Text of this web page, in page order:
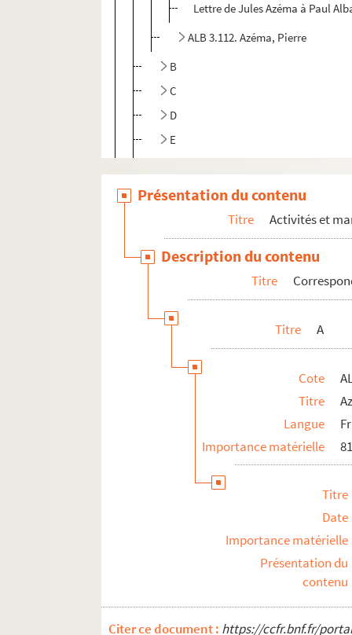
Lettre de Jules Azéma à Paul
ALB 3.112. Azéma, Pierre
B
C
D
E
L
M
O
ALB 3.471. Liste de félibres
Oeuvres adressées à Paul Albarel
ALB 3.488. Jeux floraux (en dehors de
Au sujet de Frédéric Mistral
L'enseignement de la langue d'oc
ALB 3.497. Articles du capoulié Marius
Publications en série
Présentation du contenu
Titre Activités et
Description du contenu
Titre
Titre A
Cote
Titre
Langue
Importance matérielle
Titre
Date
Importance matérielle
Présentation du
contenu
Citer ce document : https://ccfr.bnf.fr/